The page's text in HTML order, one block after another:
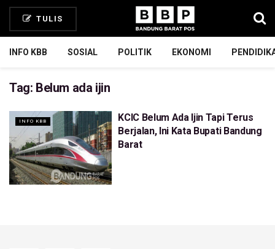
TULIS
INFO KBB SOSIAL POLITIK EKONOMI
Tag: Belum ada ijin
INFO KBB
KCIC Belum Ada Ijin Tapi Terus
Berjalan, Ini Kata Bupati Bandung
Barat